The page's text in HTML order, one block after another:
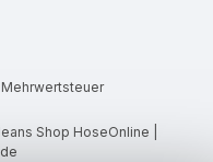
Shop HoseOnline |